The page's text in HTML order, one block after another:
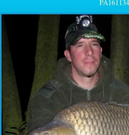
PA161134